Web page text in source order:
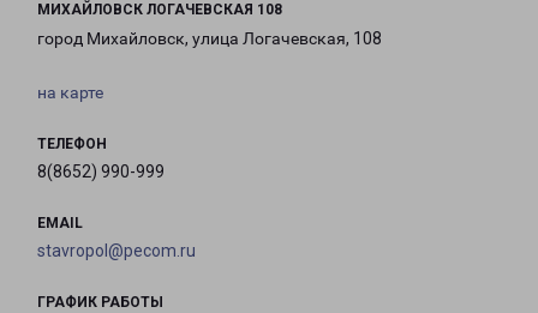
МИХАЙЛОВСК ЛОГАЧЕВСКАЯ 108
город Михайловск, улица Логачевская, 108
на карте
ТЕЛЕФОН
8(8652) 990-999
EMAIL
stavropol@pecom.ru
ГРАФИК РАБОТЫ